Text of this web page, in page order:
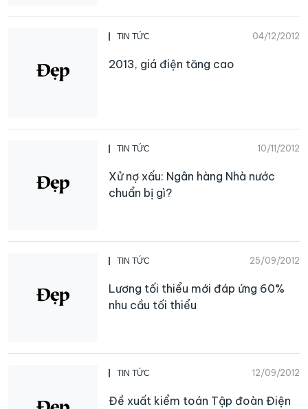
TIN TỨC 04/12/2012
2013, giá điện tăng cao
TIN TỨC 10/11/2012
Xử nợ xấu: Ngân hàng Nhà nước
chuẩn bị gì?
TIN TỨC 25/09/2012
Lương tối thiểu mới đáp ứng 60%
nhu cầu tối thiểu
TIN TỨC 12/09/2012
Đề xuất kiểm toán Tập đoàn Điện